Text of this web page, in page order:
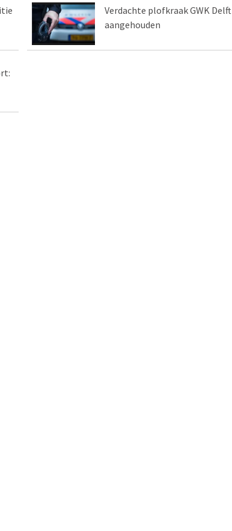
Verdachte plofkraak GWK Delft
aangehouden